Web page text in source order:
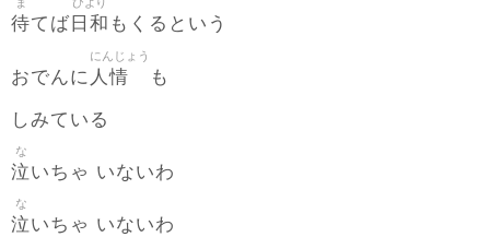
待てば 日和 もくるという
おでんに 人情
にんじょう
も
しみている
泣
な
いちゃ いないわ
泣
な
いちゃ いないわ